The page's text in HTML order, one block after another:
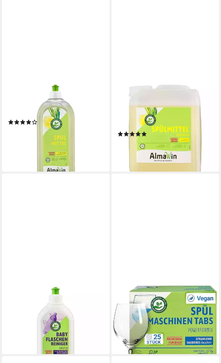
Spülmittel - Zitronengras 1l
Geschirrspülmittel
(1)
lieferbar - in 3-4 Werktagen bei dir
Spülmittel - Zitronengras
Kanister 5L
Geschirrspülmittel
(2)
18,19 €
(3,64 €/ 1 l)
lieferbar - in 3-4 Werktagen bei dir
Babyflaschenreiniger 500ml
Geschirrspülmittel
lieferbar - in 3-4 Werktagen bei dir
ALMAWIN
AlmaWin Spülmaschinen Tabs
Tabs, 25 er
5,43 €
(0,22 €/ 1 Stk)
leider ausverkauft